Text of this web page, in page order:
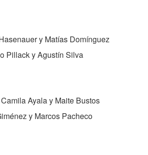
y Matías Domínguez
Pillack y Agustín Silva
Ayala y Maite Bustos
y Marcos Pacheco